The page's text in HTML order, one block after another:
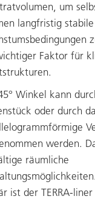
um
langfristig stabile
Faktor für
Winkel kann
oder durch
werden.
räumliche
ist der TERRA-